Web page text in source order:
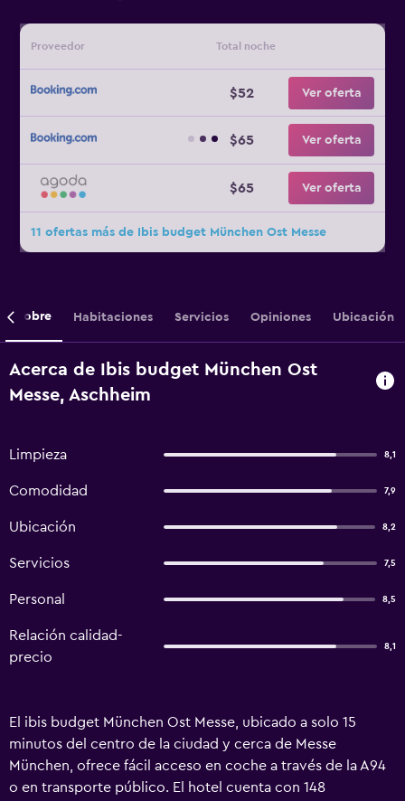
Proveedor Total noche
$52 Ver oferta
$65 Ver oferta
$65 Ver oferta
11 ofertas más de Ibis budget München Ost Messe
Sobre Habitaciones Servicios Opiniones Ubicación
Acerca de Ibis budget München Ost
Messe, Aschheim
Limpieza 8,1
Comodidad 7,9
Ubicación 8,2
Servicios 7,5
Personal 8,5
Relación calidad-
precio
8,1
El ibis budget München Ost Messe, ubicado a solo 15
minutos del centro de la ciudad y cerca de Messe
München, ofrece fácil acceso en coche a través de la A94
o en transporte público. El hotel cuenta con 148